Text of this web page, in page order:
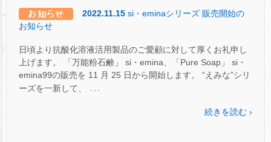
2022.11.15 si・eminaシリーズ 販売開始の
お知らせ
日頃より抗酸化溶液活用製品のご愛顧に対して厚くお礼申し
上げます。 「万能粉石鹸」 si・emina、「Pure Soap」 si・
emina99の販売を 11 月 25 日から開始します。 “えみな”シリ
ーズを一新して、
…
続きを読む ›